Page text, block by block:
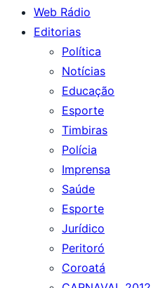
Web Rádio
Editorias
Política
Notícias
Educação
Esporte
Timbiras
Polícia
Imprensa
Saúde
Esporte
Jurídico
Peritoró
Coroatá